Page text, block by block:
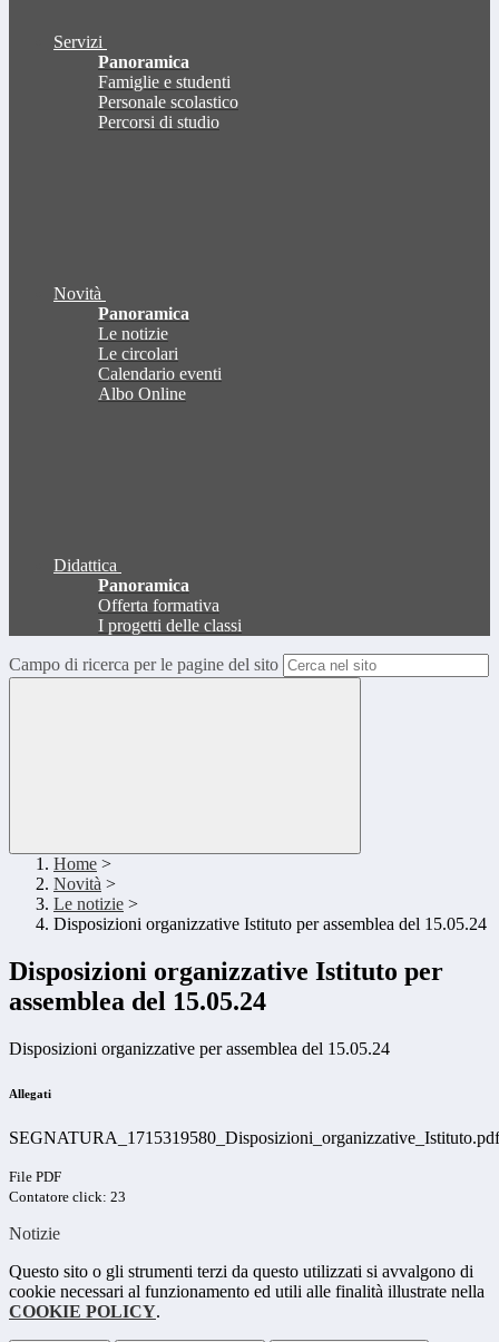
Servizi
Panoramica
Famiglie e studenti
Personale scolastico
Percorsi di studio
Novità
Panoramica
Le notizie
Le circolari
Calendario eventi
Albo Online
Didattica
Panoramica
Offerta formativa
I progetti delle classi
Campo di ricerca per le pagine del sito
Home >
Novità >
Le notizie >
Disposizioni organizzative Istituto per assemblea del 15.05.24
Disposizioni organizzative Istituto per
assemblea del 15.05.24
Disposizioni organizzative per assemblea del 15.05.24
Allegati
SEGNATURA_1715319580_Disposizioni_organizzative_Istituto.pdf
File PDF
Contatore click: 23
Notizie
Questo sito o gli strumenti terzi da questo utilizzati si avvalgono di
cookie necessari al funzionamento ed utili alle finalità illustrate nella
COOKIE POLICY.